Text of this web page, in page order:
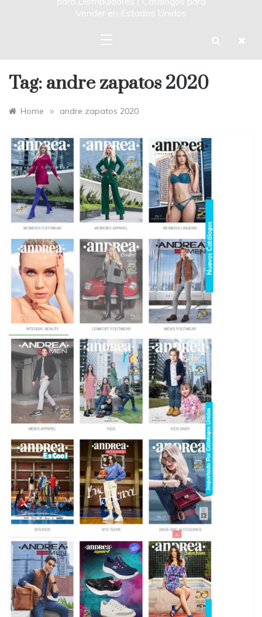
Vender en Estados Unidos
Tag: andre zapatos 2020
Home » andre zapatos 2020